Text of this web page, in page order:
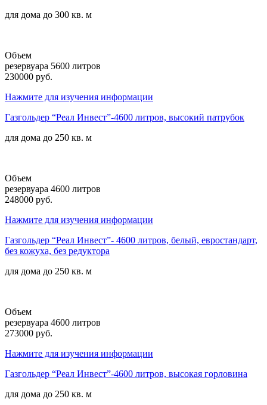
для дома до 300 кв. м
Объем
резервуара 5600 литров
230000 руб.
Нажмите для изучения информации
Газгольдер “Реал Инвест”-4600 литров, высокий патрубок
для дома до 250 кв. м
Объем
резервуара 4600 литров
248000 руб.
Нажмите для изучения информации
Газгольдер “Реал Инвест”- 4600 литров, белый, евростандарт,
без кожуха, без редуктора
для дома до 250 кв. м
Объем
резервуара 4600 литров
273000 руб.
Нажмите для изучения информации
Газгольдер “Реал Инвест”-4600 литров, высокая горловина
для дома до 250 кв. м